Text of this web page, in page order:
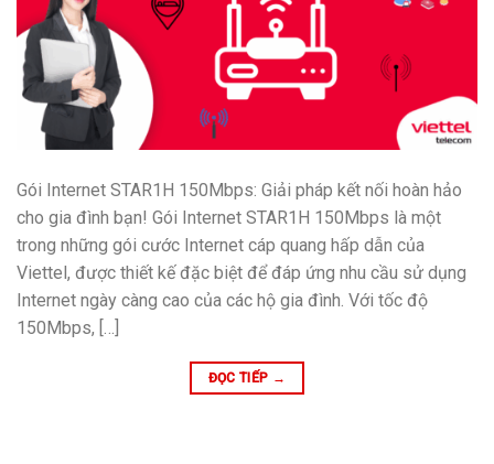
Gói Internet STAR1H 150Mbps: Giải pháp kết nối hoàn hảo
cho gia đình bạn! Gói Internet STAR1H 150Mbps là một
trong những gói cước Internet cáp quang hấp dẫn của
Viettel, được thiết kế đặc biệt để đáp ứng nhu cầu sử dụng
Internet ngày càng cao của các hộ gia đình. Với tốc độ
150Mbps, […]
ĐỌC TIẾP →